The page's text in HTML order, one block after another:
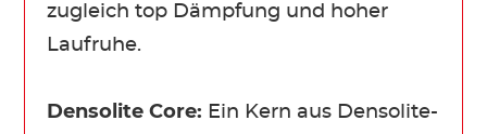
zugleich top Dämpfung und hoher
Laufruhe.
Densolite Core: Ein Kern aus Densolite-